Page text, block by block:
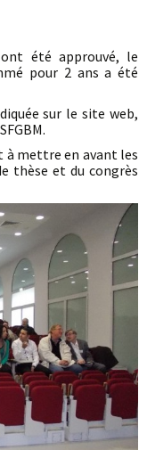
été approuvé, le
pour 2 ans a été
sur le site web,
à mettre en avant les
thèse et du congrès